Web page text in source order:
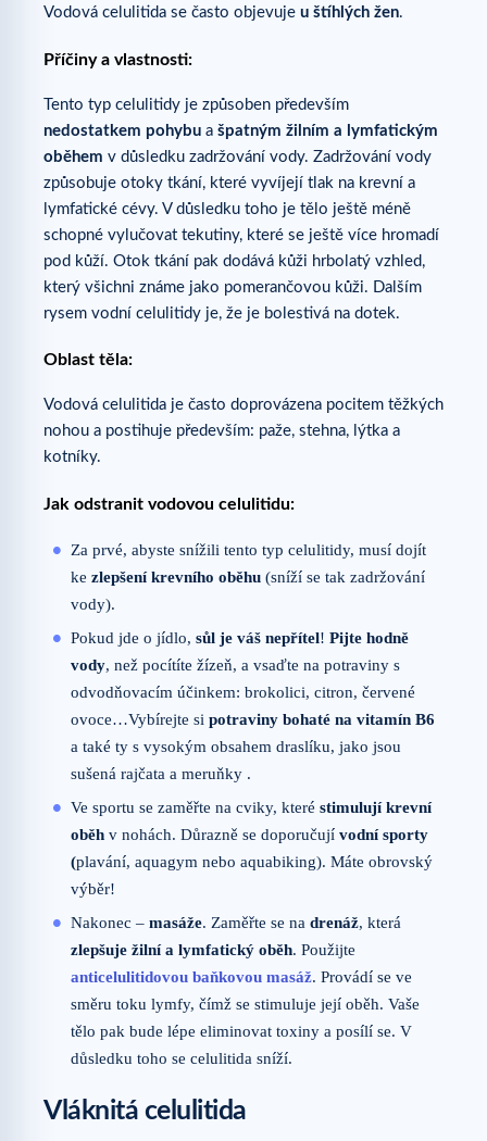
Vodová celulitida se často objevuje u štíhlých žen.
Příčiny a vlastnosti:
Tento typ celulitidy je způsoben především
nedostatkem pohybu a špatným žilním a lymfatickým
oběhem v důsledku zadržování vody. Zadržování vody
způsobuje otoky tkání, které vyvíjejí tlak na krevní a
lymfatické cévy. V důsledku toho je tělo ještě méně
schopné vylučovat tekutiny, které se ještě více hromadí
pod kůží. Otok tkání pak dodává kůži hrbolatý vzhled,
který všichni známe jako pomerančovou kůži. Dalším
rysem vodní celulitidy je, že je bolestivá na dotek.
Oblast těla:
Vodová celulitida je často doprovázena pocitem těžkých
nohou a postihuje především: paže, stehna, lýtka a
kotníky.
Jak odstranit vodovou celulitidu:
Za prvé, abyste snížili tento typ celulitidy, musí dojít
ke zlepšení krevního oběhu (sníží se tak zadržování
vody).
Pokud jde o jídlo, sůl je váš nepřítel! Pijte hodně
vody, než pocítíte žízeň, a vsaďte na potraviny s
odvodňovacím účinkem: brokolici, citron, červené
ovoce…Vybírejte si potraviny bohaté na vitamín B6
a také ty s vysokým obsahem draslíku, jako jsou
sušená rajčata a meruňky .
Ve sportu se zaměřte na cviky, které stimulují krevní
oběh v nohách. Důrazně se doporučují vodní sporty
(plavání, aquagym nebo aquabiking). Máte obrovský
výběr!
Nakonec – masáže. Zaměřte se na drenáž, která
zlepšuje žilní a lymfatický oběh. Použijte
anticelulitidovou baňkovou masáž. Provádí se ve
směru toku lymfy, čímž se stimuluje její oběh. Vaše
tělo pak bude lépe eliminovat toxiny a posílí se. V
důsledku toho se celulitida sníží.
Vláknitá celulitida